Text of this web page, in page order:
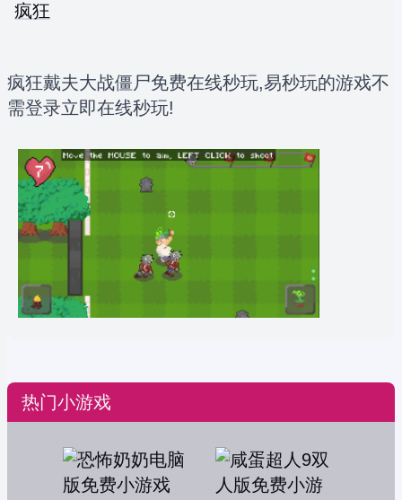
疯狂
疯狂戴夫大战僵尸免费在线秒玩,易秒玩的游戏不
需登录立即在线秒玩!
热门小游戏